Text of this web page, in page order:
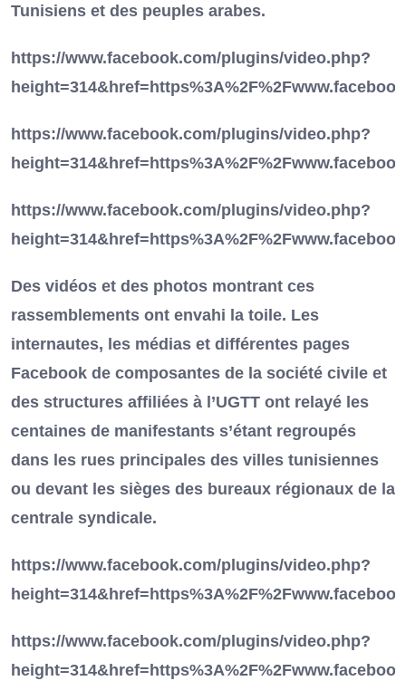
Tunisiens et des peuples arabes.
https://www.facebook.com/plugins/video.php?
https://www.facebook.com/plugins/video.php?
https://www.facebook.com/plugins/video.php?
Des vidéos et des photos montrant ces
rassemblements ont envahi la toile. Les
internautes, les médias et différentes pages
Facebook de composantes de la société civile et
des structures affiliées à l’UGTT ont relayé les
centaines de manifestants s’étant regroupés
dans les rues principales des villes tunisiennes
ou devant les sièges des bureaux régionaux de la
centrale syndicale.
https://www.facebook.com/plugins/video.php?
https://www.facebook.com/plugins/video.php?